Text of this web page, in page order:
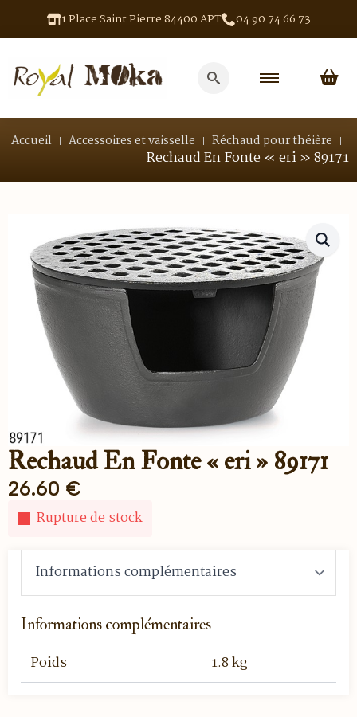
1 Place Saint Pierre 84400 APT 04 90 74 66 73
for:
Accueil Accessoires et vaisselle Réchaud pour théière
Rechaud En Fonte « eri » 89171
Rechaud En Fonte « eri » 89171
26.60 €
Rupture de stock
Informations complémentaires
Poids 1.8 kg